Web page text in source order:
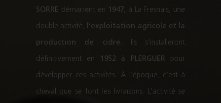
SORRE démarrent en 1947, à La Fresnais, une
double activité, l’exploitation agricole et la
production de cidre . Ils s’installeront
définitivement en 1952 à PLERGUER pour
développer ces activités. À l’époque, c’est à
cheval que se font les livraisons. L’activité se